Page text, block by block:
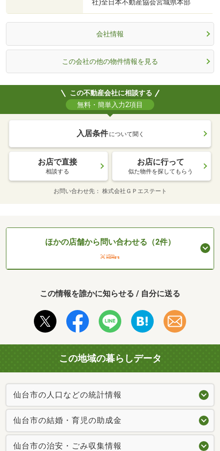
社)全日本不動産協会宮城県本部
会社情報
この会社の他の物件情報を見る
この不動産会社に相談する
無料・簡単入力2項目
入居条件 について聞く
お店で直接
相談する
お店に行って
似た物件を探してもらう
お問い合わせ先 株式会社ＧＰエステート
ほかの店舗から問い合わせる（2件）
この情報を誰かに知らせる / 自分に送る
この地域の暮らしデータ
仙台市の人口などの統計情報
仙台市の結婚・育児の助成金
仙台市の治安・ごみ収集情報